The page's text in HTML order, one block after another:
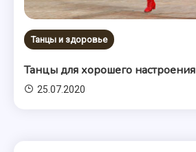
Танцы и здоровье
Танцы для хорошего настроения
25.07.2020